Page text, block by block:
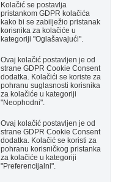
Kolačić se postavlja
pristankom GDPR kolačića
kako bi se zabilježio pristanak
korisnika za kolačiće u
kategoriji "Oglašavajući".
Ovaj kolačić postavljen je od
strane GDPR Cookie Consent
dodatka. Kolačići se koriste za
pohranu suglasnosti korisnika
za kolačiće u kategoriji
"Neophodni".
Ovaj kolačić postavljen je od
strane GDPR Cookie Consent
dodatka. Kolačić se koristi za
pohranu korisničkog pristanka
za kolačiće u kategoriji
"Preferencijalni".